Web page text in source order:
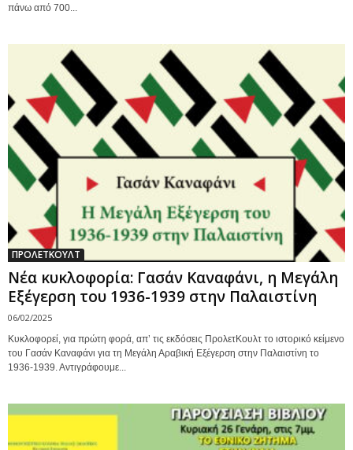
πάνω από 700...
ΠΡΟΛΕΤΚΟΥΛΤ
Νέα κυκλοφορία: Γασάν Καναφάνι, η Μεγάλη
Εξέγερση του 1936-1939 στην Παλαιστίνη
06/02/2025
Κυκλοφορεί, για πρώτη φορά, απ’ τις εκδόσεις ΠρολετΚουλτ το ιστορικό κείμενο
του Γασάν Καναφάνι για τη Μεγάλη Αραβική Εξέγερση στην Παλαιστίνη το
1936-1939. Αντιγράφουμε...